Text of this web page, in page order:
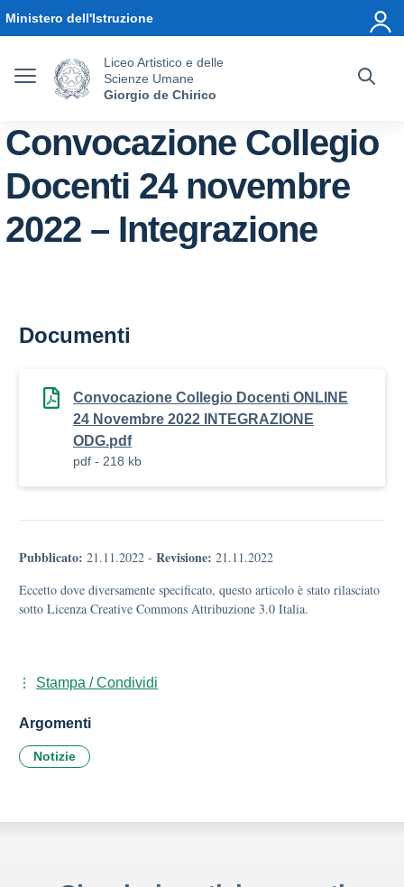
Ministero dell'Istruzione
Liceo Artistico e delle
Scienze Umane
Giorgio de Chirico
Convocazione Collegio
Docenti 24 novembre
2022 – Integrazione
Documenti
Convocazione Collegio Docenti ONLINE
24 Novembre 2022 INTEGRAZIONE
ODG.pdf
pdf - 218 kb
Pubblicato: 21.11.2022 - Revisione: 21.11.2022
Eccetto dove diversamente specificato, questo articolo è stato rilasciato
sotto Licenza Creative Commons Attribuzione 3.0 Italia.
Stampa / Condividi
Argomenti
Notizie